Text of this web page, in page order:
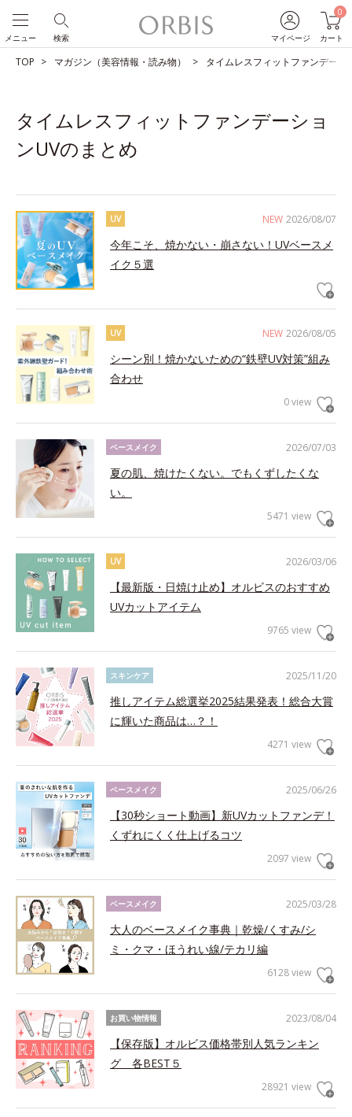
マイページ
0
カート
検索
メニュー
TOP マガジン（美容情報・読み物） タイムレスフィットファンデーシ
タイムレスフィットファンデーショ
ンUVのまとめ
NEW 2026/08/07
UV
今年こそ、焼かない・崩さない！UVベースメ
イク５選
NEW 2026/08/05
UV
シーン別！焼かないための“鉄壁UV対策”組み
合わせ
0 view
2026/07/03
ベースメイク
夏の肌、焼けたくない。でもくずしたくな
い。
5471 view
2026/03/06
UV
【最新版・日焼け止め】オルビスのおすすめ
UVカットアイテム
9765 view
2025/11/20
スキンケア
推しアイテム総選挙2025結果発表！総合大賞
に輝いた商品は…？！
4271 view
2025/06/26
ベースメイク
【30秒ショート動画】新UVカットファンデ！
くずれにくく仕上げるコツ
2097 view
2025/03/28
ベースメイク
大人のベースメイク事典｜乾燥/くすみ/シ
ミ・クマ・ほうれい線/テカリ編
6128 view
2023/08/04
お買い物情報
【保存版】オルビス価格帯別人気ランキン
グ 各BEST５
28921 view